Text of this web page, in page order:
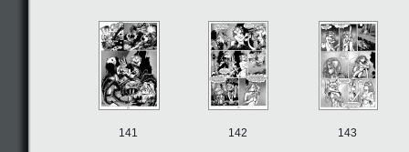
141 142 143